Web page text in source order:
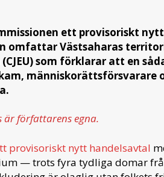
ett provisoriskt nytt
omfattar Västsaharas
som förklarar att en
människorättsförsvarare
är författarens egna.
provisoriskt nytt handelsavtal
— trots fyra tydliga domar